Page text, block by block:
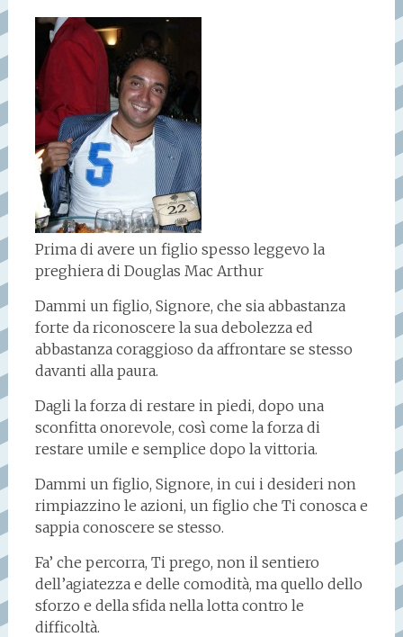
Prima di avere un figlio spesso leggevo la
preghiera di Douglas Mac Arthur
Dammi un figlio, Signore, che sia abbastanza
forte da riconoscere la sua debolezza ed
abbastanza coraggioso da affrontare se stesso
davanti alla paura.
Dagli la forza di restare in piedi, dopo una
sconfitta onorevole, così come la forza di
restare umile e semplice dopo la vittoria.
Dammi un figlio, Signore, in cui i desideri non
rimpiazzino le azioni, un figlio che Ti conosca e
sappia conoscere se stesso.
Fa’ che percorra, Ti prego, non il sentiero
dell’agiatezza e delle comodità, ma quello dello
sforzo e della sfida nella lotta contro le
difficoltà.